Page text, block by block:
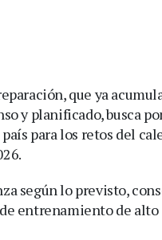
que ya
y planificado, busca
para los retos del
según lo previsto,
entrenamiento de alto